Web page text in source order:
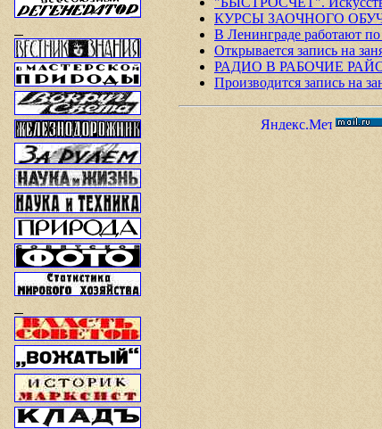
КУРСЫ ЗАОЧНОГО
В Ленинграде работают по
Открывается запись на
РАДИО В РАБОЧИЕ
Производится запись на